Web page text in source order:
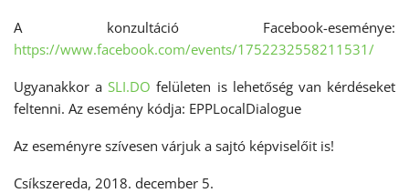
A konzultáció Facebook-eseménye:
https://www.facebook.com/events/1752232558211531/
Ugyanakkor aSLI.DO felületen is lehetőség van kérdéseket
feltenni. Az esemény kódja: EPPLocalDialogue
Az eseményre szívesen várjuk a sajtó képviselőit is!
Csíkszereda, 2018. december 5.